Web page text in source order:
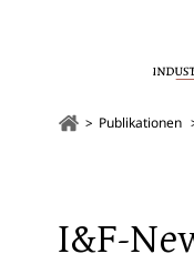
Publikationen
I&F-